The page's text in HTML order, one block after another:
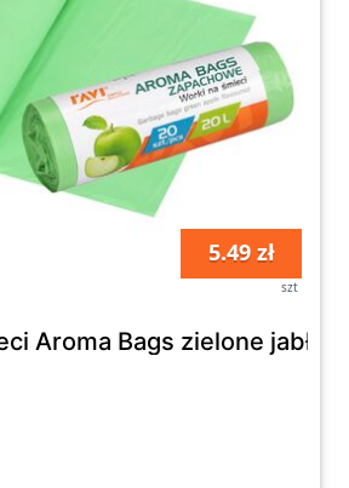
5.49 zł
szt
Aroma Bags zielone